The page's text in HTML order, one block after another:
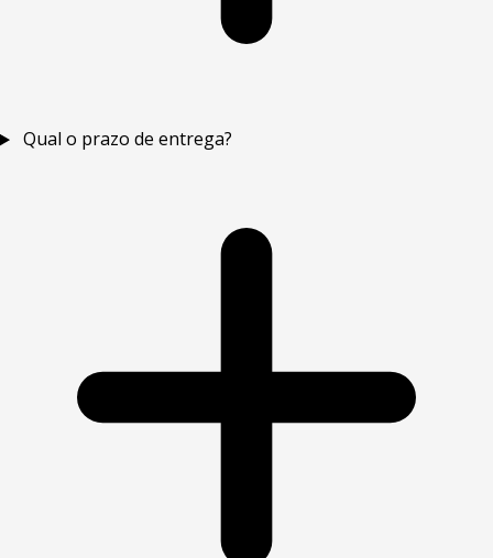
Qual o prazo de entrega?